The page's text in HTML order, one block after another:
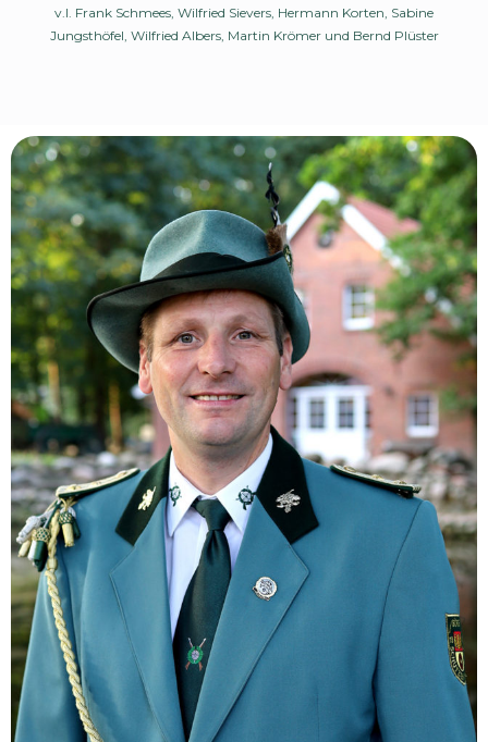
v.l. Frank Schmees, Wilfried Sievers, Hermann Korten, Sabine
Jungsthöfel, Wilfried Albers, Martin Krömer und Bernd Plüster